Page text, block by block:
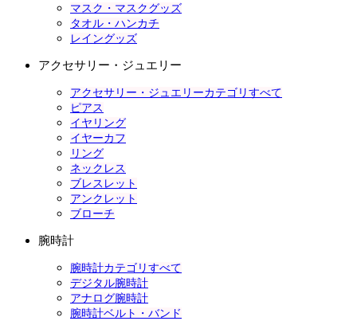
マスク・マスクグッズ
タオル・ハンカチ
レイングッズ
アクセサリー・ジュエリー
アクセサリー・ジュエリーカテゴリすべて
ピアス
イヤリング
イヤーカフ
リング
ネックレス
ブレスレット
アンクレット
ブローチ
腕時計
腕時計カテゴリすべて
デジタル腕時計
アナログ腕時計
腕時計ベルト・バンド